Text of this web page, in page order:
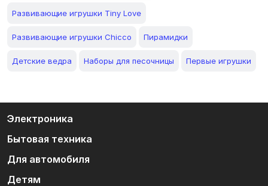
Развивающие игрушки Tiny Love
Развивающие игрушки Chicco Пирамидки
Детские ведра Наборы для песочницы Первые игрушки
Электроника
Бытовая техника
Для автомобиля
Детям